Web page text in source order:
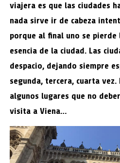
viajera es que las ciudades
nada sirve ir de cabeza
porque al final uno se
esencia de la ciudad. Las
despacio, dejando siempre
segunda, tercera, cuarta
algunos lugares que no
visita a Viena…